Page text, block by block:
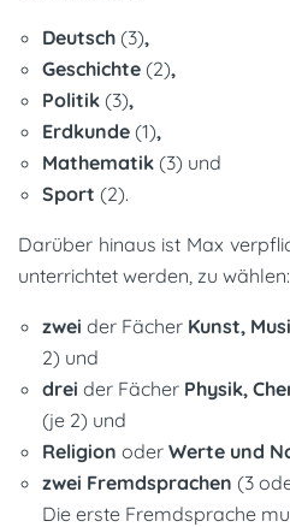
Deutsch (3),
Geschichte (2),
Politik (3),
Erdkunde (1),
Mathematik (3) und
Sport (2).
Darüber hinaus ist Max
unterrichtet werden, zu wählen:
zwei der Fächer Kunst,
2) und
drei der Fächer Physik,
(je 2) und
Religion oder Werte und
zwei Fremdsprachen (3
Die erste Fremdsprache